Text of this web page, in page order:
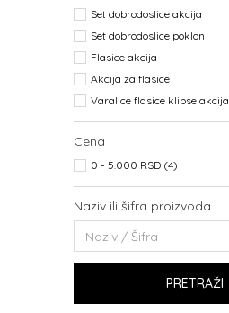
Set dobrodoslice akcija
Set dobrodoslice poklon
Flasice akcija
Akcija za flasice
Varalice flasice klipse akcija
Cena
0 - 5.000 RSD (4)
Naziv ili šifra proizvoda
PRETRAŽI